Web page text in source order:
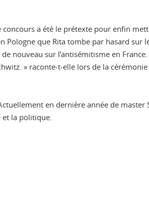
concours a été le prétexte pour enfin
Pologne que Rita tombe par hasard sur
nouveau sur l’antisémitisme en France.
» raconte-t-elle lors de la
en dernière année de master
et la politique.